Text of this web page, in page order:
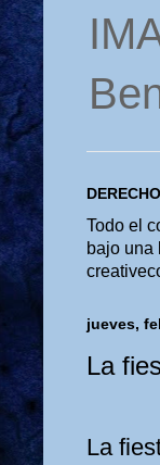
Todo el
bajo una
jueves,
La
La